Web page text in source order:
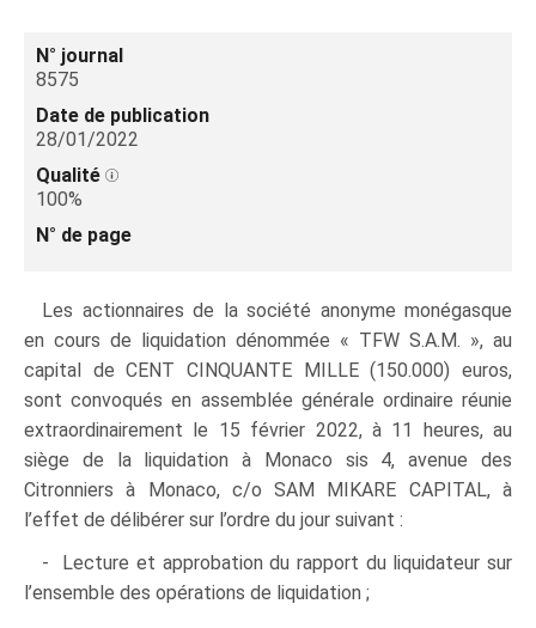
N° journal
8575
Date de publication
28/01/2022
Qualité
100%
N° de page
Les actionnaires de la société anonyme monégasque
en cours de liquidation dénommée « TFW S.A.M. », au
capital de CENT CINQUANTE MILLE (150.000) euros,
sont convoqués en assemblée générale ordinaire réunie
extraordinairement le 15 février 2022, à 11 heures, au
siège de la liquidation à Monaco sis 4, avenue des
Citronniers à Monaco, c/o SAM MIKARE CAPITAL, à
l’effet de délibérer sur l’ordre du jour suivant :
- Lecture et approbation du rapport du liquidateur sur
l’ensemble des opérations de liquidation ;